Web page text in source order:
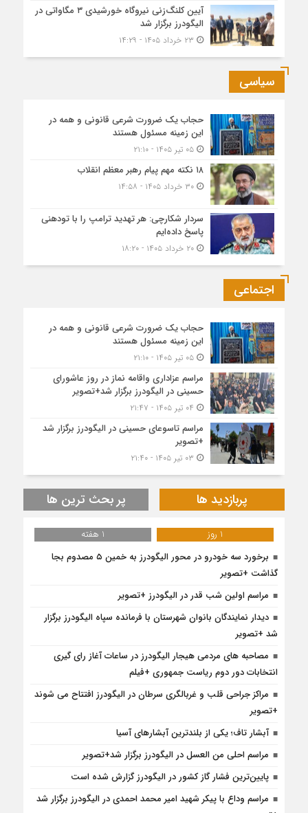
آیین کلنگ‌زنی نیروگاه خورشیدی ۳ مگاواتی در
الیگودرز برگزار شد
سیاسی
حجاب یک ضرورت شرعی قانونی و همه در
این زمینه مسئول هستند
۰۵ تیر ۱۴۰۵ - ۲۱:۱۰
۱۸ نکته مهم پیام رهبر معظم انقلاب
۳۰ خرداد ۱۴۰۵ - ۱۴:۵۸
سردار شکارچی: هر تهدید ترامپ را با تودهنی
پاسخ داده‌ایم
۲۰ خرداد ۱۴۰۵ - ۱۸:۲۰
اجتماعی
حجاب یک ضرورت شرعی قانونی و همه در
این زمینه مسئول هستند
۰۵ تیر ۱۴۰۵ - ۲۱:۱۰
مراسم عزاداری واقامه نماز در روز عاشورای
حسینی در الیگودرز برگزار شد+تصویر
مراسم تاسوعای حسینی در الیگودرز برگزار شد
+تصویر
پربازدید ها پر بحث ترین ها
1 روز
1 هفته
برخورد سه خودرو در محور الیگودرز به خمین ۵ مصدوم بجا
گذاشت +تصویر
مراسم اولین شب قدر در الیگودرز +تصویر
دیدار نمایندگان بانوان شهرستان با فرمانده سپاه الیگودرز برگزار
شد +تصویر
مصاحبه های مردمی هیجار الیگودرز در ساعات آغاز رای گیری
انتخابات دور دوم ریاست جمهوری +فیلم
مراکز جراحی قلب و غربالگری سرطان در الیگودرز افتتاح می شوند
+تصویر
آبشار تاف؛ یکی از بلندترین آبشارهای آسیا
مراسم احلی من العسل در الیگودرز برگزار شد+تصویر
پایین‌ترین فشار گاز کشور در الیگودرز گزارش شده است
مراسم وداع با پیکر شهید امیر محمد احمدی در الیگودرز برگزار شد